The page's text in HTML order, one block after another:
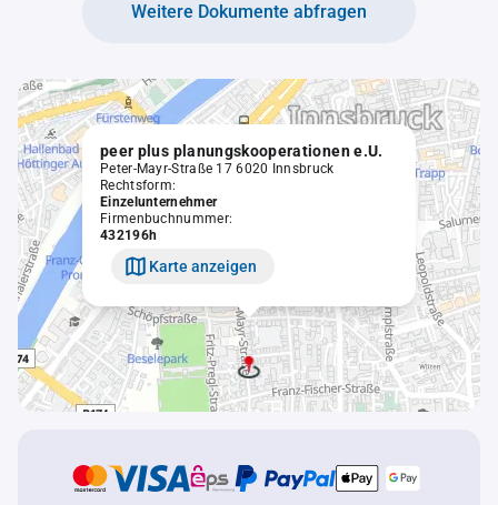
Weitere Dokumente abfragen
peer plus planungskooperationen e.U.
Peter-Mayr-Straße 17 6020 Innsbruck
Rechtsform:
Einzelunternehmer
Firmenbuchnummer:
432196h
Karte anzeigen